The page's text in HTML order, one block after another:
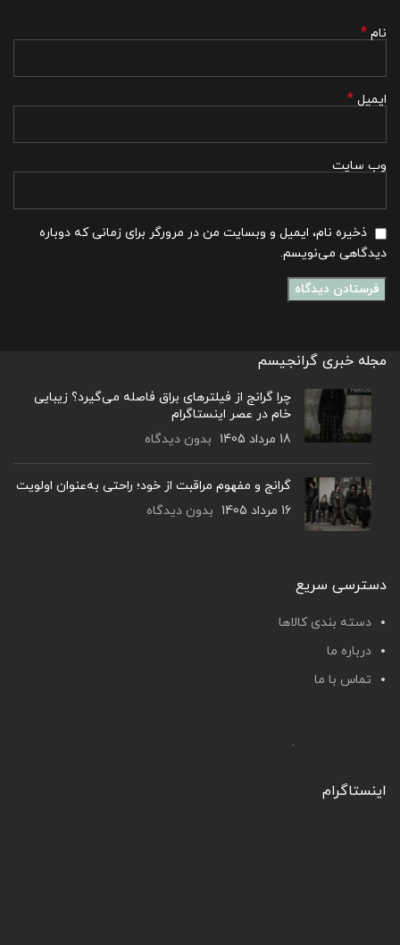
نام *
ایمیل *
وب‌ سایت
ذخیره نام، ایمیل و وبسایت من در مرورگر برای زمانی که دوباره
دیدگاهی می‌نویسم.
مجله خبری گرانجیسم
چرا گرانج از فیلترهای براق فاصله می‌گیرد؟ زیبایی
خام در عصر اینستاگرام
18 مرداد 1405
بدون دیدگاه
گرانج و مفهوم مراقبت از خود؛ راحتی به‌عنوان اولویت
16 مرداد 1405
بدون دیدگاه
دسترسی سریع
دسته بندی کالاها
درباره ما
تماس با ما
اینستاگرام